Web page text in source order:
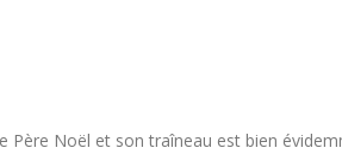
Père Noël et son traîneau est bien